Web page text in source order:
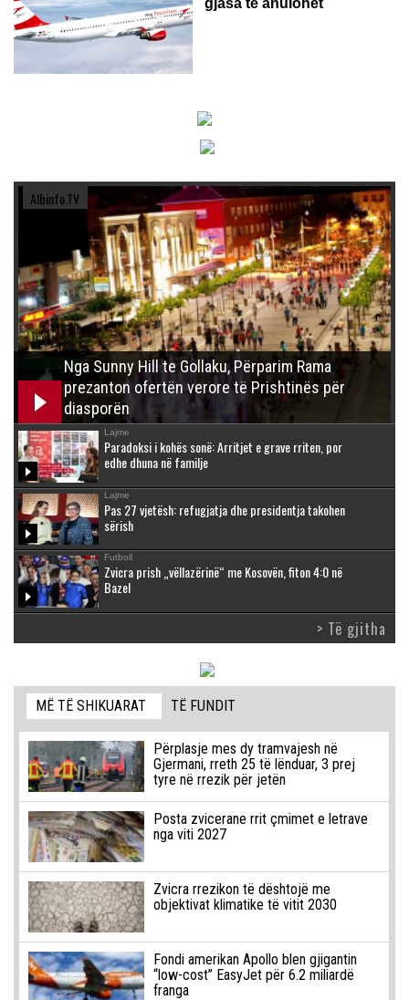
gjasa të anulohet
Albinfo.TV
Nga Sunny Hill te Gollaku, Përparim Rama
prezanton ofertën verore të Prishtinës për
diasporën
Lajme
Paradoksi i kohës sonë: Arritjet e grave rriten, por
edhe dhuna në familje
Lajme
Pas 27 vjetësh: refugjatja dhe presidentja takohen
sërish
Futboll
Zvicra prish „vëllazërinë“ me Kosovën, fiton 4:0 në
Bazel
> Të gjitha
MË TË SHIKUARAT TË FUNDIT
Përplasje mes dy tramvajesh në
Gjermani, rreth 25 të lënduar, 3 prej
tyre në rrezik për jetën
Posta zvicerane rrit çmimet e letrave
nga viti 2027
Zvicra rrezikon të dështojë me
objektivat klimatike të vitit 2030
Fondi amerikan Apollo blen gjigantin
“low-cost” EasyJet për 6.2 miliardë
franga